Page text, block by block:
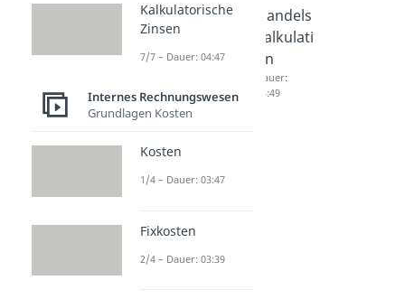
Maschin
enstund
ensatz
03:00
Kalkulat
chlag
02:51
Handels
kalkulati
on
Dauer:
05:49
Kalkulatorische
Zinsen
7/7 – Dauer: 04:47
Internes Rechnungswesen
Grundlagen Kosten
Kosten
1/4 – Dauer: 03:47
Fixkosten
2/4 – Dauer: 03:39